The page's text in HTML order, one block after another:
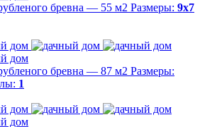
бревна — 55 м2 Размеры: 9х7
бревна — 87 м2 Размеры:
1